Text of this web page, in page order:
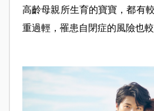
高齡母親所生育的寶寶，都有
重過輕，罹患自閉症的風險也較